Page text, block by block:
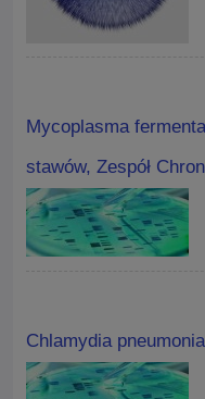
Mycoplasma
stawów, Zespół
Chlamydia